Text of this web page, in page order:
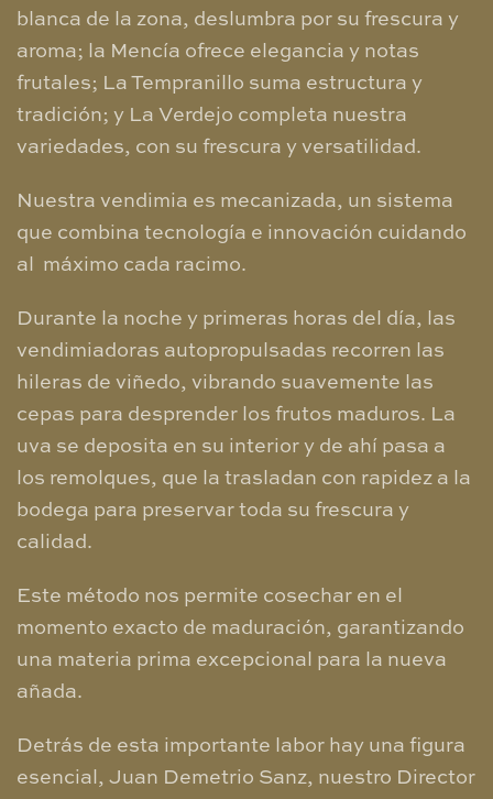
blanca de la zona, deslumbra por su frescura y
aroma; la Mencía ofrece elegancia y notas
frutales; La Tempranillo suma estructura y
tradición; y La Verdejo completa nuestra
variedades, con su frescura y versatilidad.
Nuestra vendimia es mecanizada, un sistema
que combina tecnología e innovación cuidando
al máximo cada racimo.
Durante la noche y primeras horas del día, las
vendimiadoras autopropulsadas recorren las
hileras de viñedo, vibrando suavemente las
cepas para desprender los frutos maduros. La
uva se deposita en su interior y de ahí pasa a
los remolques, que la trasladan con rapidez a la
bodega para preservar toda su frescura y
calidad.
Este método nos permite cosechar en el
momento exacto de maduración, garantizando
una materia prima excepcional para la nueva
añada.
Detrás de esta importante labor hay una figura
esencial, Juan Demetrio Sanz, nuestro Director